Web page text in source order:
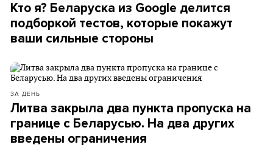
Кто я? Беларуска из Google делится
подборкой тестов, которые покажут
ваши сильные стороны
ЗА ДЕНЬ
Литва закрыла два пункта пропуска на
границе с Беларусью. На два других
введены ограничения